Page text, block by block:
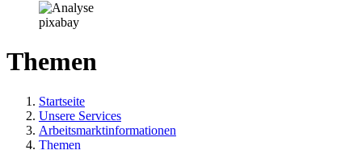
pixabay
Themen
Startseite
Unsere Services
Arbeitsmarktinformationen
Themen